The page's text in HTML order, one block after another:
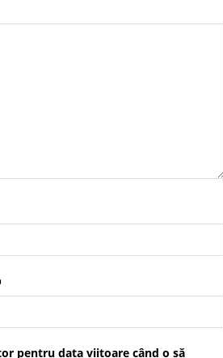
pentru data viitoare când o să